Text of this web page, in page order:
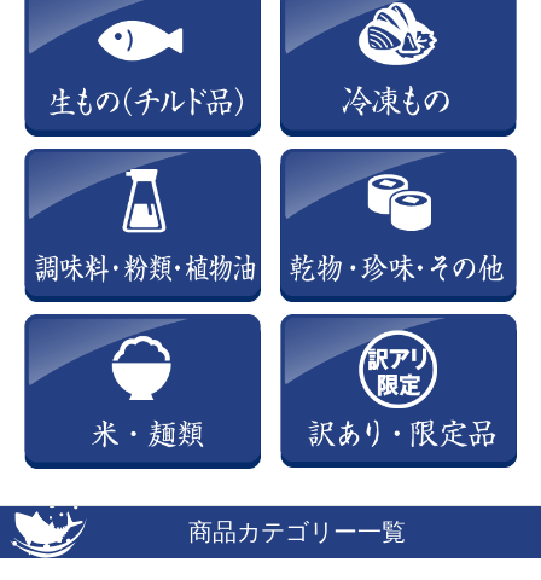
商品カテゴリー一覧